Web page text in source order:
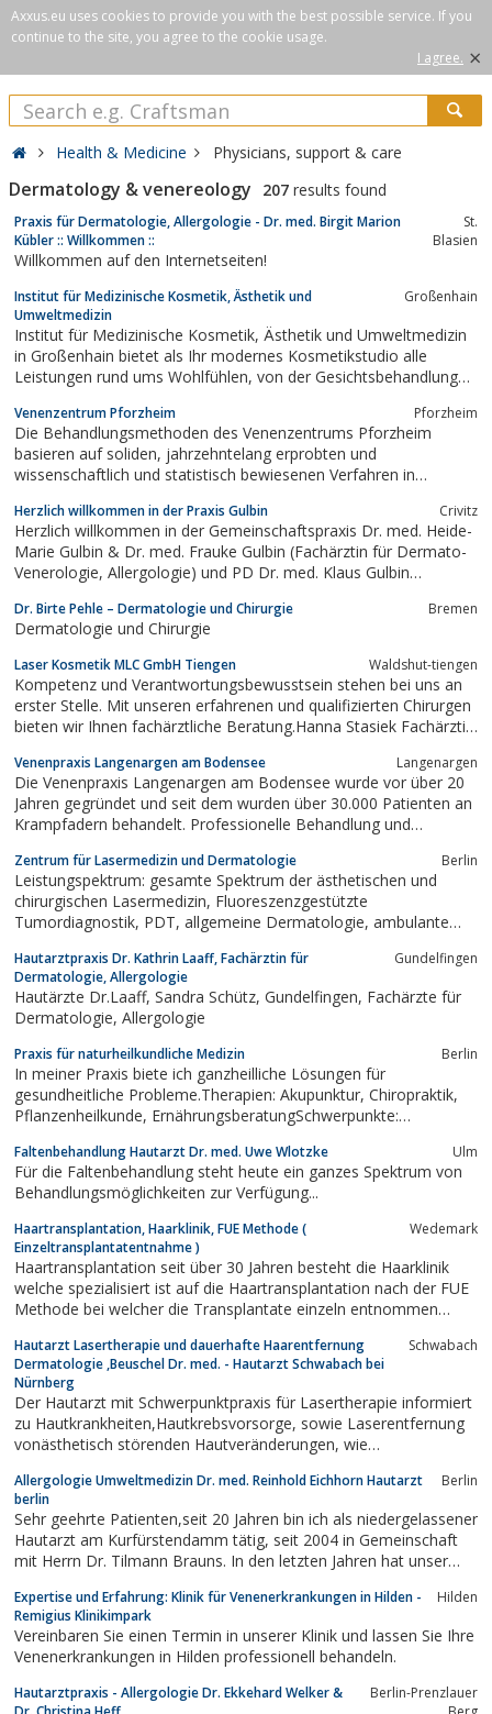
Axxus.eu uses cookies to provide you with the best possible service. If you
continue to the site, you agree to the cookie usage.
I agree. ×
Health & Medicine Physicians, support & care
Dermatology & venereology 207 results found
Praxis für Dermatologie, Allergologie - Dr. med. Birgit Marion
Kübler :: Willkommen ::
St.
Blasien
Willkommen auf den Internetseiten!
Institut für Medizinische Kosmetik, Ästhetik und
Umweltmedizin
Großenhain
Institut für Medizinische Kosmetik, Ästhetik und Umweltmedizin
in Großenhain bietet als Ihr modernes Kosmetikstudio alle
Leistungen rund ums Wohlfühlen, von der Gesichtsbehandlung
Venenzentrum Pforzheim Pforzheim
Die Behandlungsmethoden des Venenzentrums Pforzheim
basieren auf soliden, jahrzehntelang erprobten und
wissenschaftlich und statistisch bewiesenen Verfahren in
Phlebologie, die von uns sorgsam geprüft und nur bei
eindeutigem Nutzen für die Patienten übernommen werden.
Herzlich willkommen in der Praxis Gulbin Crivitz
Herzlich willkommen in der Gemeinschaftspraxis Dr. med. Heide-
Marie Gulbin & Dr. med. Frauke Gulbin (Fachärztin für Dermato-
Venerologie, Allergologie) und PD Dr. med. Klaus Gulbin
Informationen zu unserer Praxis in Crivitz: Angefangen vom
Leistungs- und...
Dr. Birte Pehle – Dermatologie und Chirurgie Bremen
Dermatologie und Chirurgie
Laser Kosmetik MLC GmbH Tiengen Waldshut-tiengen
Kompetenz und Verantwortungsbewusstsein stehen bei uns an
erster Stelle. Mit unseren erfahrenen und qualifizierten Chirurgen
bieten wir Ihnen fachärztliche Beratung.Hanna Stasiek Fachärztin
Laserzentrum in Tiengen am Hochrhein erwartet Sie eine
innovative und...
Venenpraxis Langenargen am Bodensee Langenargen
Die Venenpraxis Langenargen am Bodensee wurde vor über 20
Jahren gegründet und seit dem wurden über 30.000 Patienten an
Krampfadern behandelt. Professionelle Behandlung und
Zentrum für Lasermedizin und Dermatologie Berlin
Leistungspektrum: gesamte Spektrum der ästhetischen und
chirurgischen Lasermedizin, Fluoreszenzgestützte
Tumordiagnostik, PDT, allgemeine Dermatologie, ambulante
Hautarztpraxis Dr. Kathrin Laaff, Fachärztin für
Dermatologie, Allergologie
Gundelfingen
Hautärzte Dr.Laaff, Sandra Schütz, Gundelfingen, Fachärzte für
Dermatologie, Allergologie
Praxis für naturheilkundliche Medizin Berlin
In meiner Praxis biete ich ganzheilliche Lösungen für
gesundheitliche Probleme.Therapien: Akupunktur, Chiropraktik,
Pflanzenheilkunde, ErnährungsberatungSchwerpunkte:
Augenheilkunde
Faltenbehandlung Hautarzt Dr. med. Uwe Wlotzke Ulm
Für die Faltenbehandlung steht heute ein ganzes Spektrum von
Behandlungsmöglichkeiten zur Verfügung...
Haartransplantation, Haarklinik, FUE Methode (
Einzeltransplantatentnahme )
Wedemark
Haartransplantation seit über 30 Jahren besteht die Haarklinik
welche spezialisiert ist auf die Haartransplantation nach der FUE
Methode bei welcher die Transplantate einzeln entnommen
Haarstreifenmethode kann angeboten werden.
Hautarzt Lasertherapie und dauerhafte Haarentfernung
Dermatologie ,Beuschel Dr. med. - Hautarzt Schwabach bei
Nürnberg
Schwabach
Der Hautarzt mit Schwerpunktpraxis für Lasertherapie informiert
zu Hautkrankheiten,Hautkrebsvorsorge, sowie Laserentfernung
vonästhetisch störenden Hautveränderungen, wie
Tattoos und dauerhafte Haarentfernung bzw.Enthaarung mit
verschiedenden Lasern und...
Allergologie Umweltmedizin Dr. med. Reinhold Eichhorn Hautarzt
berlin
Berlin
Sehr geehrte Patienten,seit 20 Jahren bin ich als niedergelassener
Hautarzt am Kurfürstendamm tätig, seit 2004 in Gemeinschaft
mit Herrn Dr. Tilmann Brauns. In den letzten Jahren hat unser
unsere Patienten nicht immer positiver Natur waren, trotzdem
halten ich und...
Expertise und Erfahrung: Klinik für Venenerkrankungen in Hilden -
Remigius Klinikimpark
Hilden
Vereinbaren Sie einen Termin in unserer Klinik und lassen Sie Ihre
Venenerkrankungen in Hilden professionell behandeln.
Hautarztpraxis - Allergologie Dr. Ekkehard Welker &
Berlin-Prenzlauer